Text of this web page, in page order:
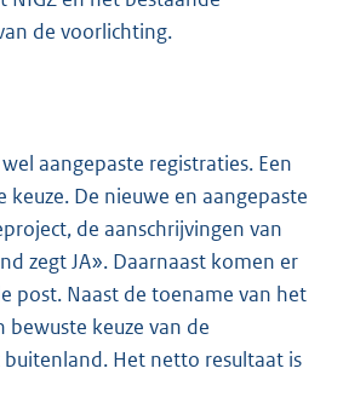
de voorlichting.
aangepaste registraties. Een
De nieuwe en aangepaste
de aanschrijvingen van
zegt JA». Daarnaast komen er
post. Naast de toename van het
keuze van de
Het netto resultaat is